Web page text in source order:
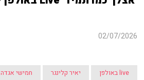
02/07/2026
live באולפן יאיר קלינגר חמישי אגדה